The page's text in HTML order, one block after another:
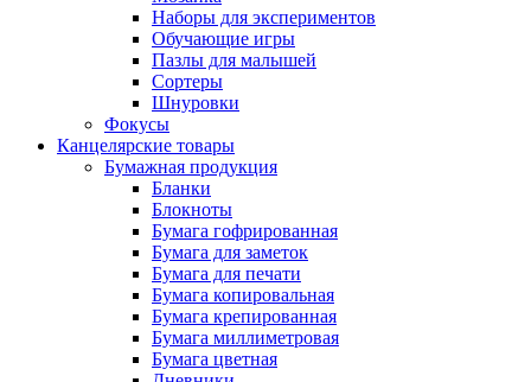
Наборы для экспериментов
Обучающие игры
Пазлы для малышей
Сортеры
Шнуровки
Фокусы
Канцелярские товары
Бумажная продукция
Бланки
Блокноты
Бумага гофрированная
Бумага для заметок
Бумага для печати
Бумага копировальная
Бумага крепированная
Бумага миллиметровая
Бумага цветная